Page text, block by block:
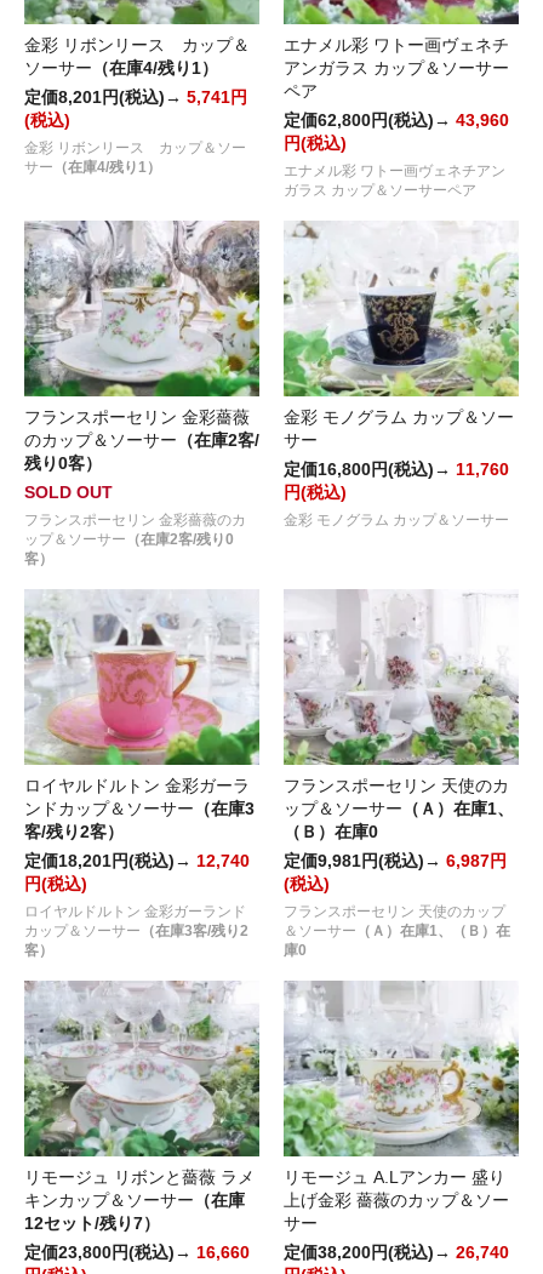
金彩 リボンリース カップ＆
ソーサー （在庫4/残り1）
定価8,201円(税込)→ 5,741円
(税込)
金彩 リボンリース カップ＆ソー
サー （在庫4/残り1）
エナメル彩 ワトー画ヴェネチ
アンガラス カップ＆ソーサー
ペア
定価62,800円(税込)→ 43,960
円(税込)
エナメル彩 ワトー画ヴェネチアン
ガラス カップ＆ソーサーペア
フランスポーセリン 金彩薔薇
のカップ＆ソーサー （在庫2客/
残り0客）
SOLD OUT
フランスポーセリン 金彩薔薇のカ
ップ＆ソーサー （在庫2客/残り0
客）
金彩 モノグラム カップ＆ソー
サー
定価16,800円(税込)→ 11,760
円(税込)
金彩 モノグラム カップ＆ソーサー
ロイヤルドルトン 金彩ガーラ
ンドカップ＆ソーサー （在庫3
客/残り2客）
定価18,201円(税込)→ 12,740
円(税込)
ロイヤルドルトン 金彩ガーランド
カップ＆ソーサー （在庫3客/残り2
客）
フランスポーセリン 天使のカ
ップ＆ソーサー （Ａ）在庫1、
（Ｂ）在庫0
定価9,981円(税込)→ 6,987円
(税込)
フランスポーセリン 天使のカップ
＆ソーサー （Ａ）在庫1、（Ｂ）在
庫0
リモージュ リボンと薔薇 ラメ
キンカップ＆ソーサー （在庫
12セット/残り7）
定価23,800円(税込)→ 16,660
リモージュ A.Lアンカー 盛り
上げ金彩 薔薇のカップ＆ソー
サー
定価38,200円(税込)→ 26,740